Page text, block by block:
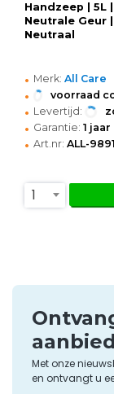
Handzeep | 5L |
Neutrale Geur |
Neutraal
• Merk: All Care
• voorraad
• Levertijd:
• Garantie: 1 jaar
• Art.nr: ALL-
1
Met onze
en ontvangt u